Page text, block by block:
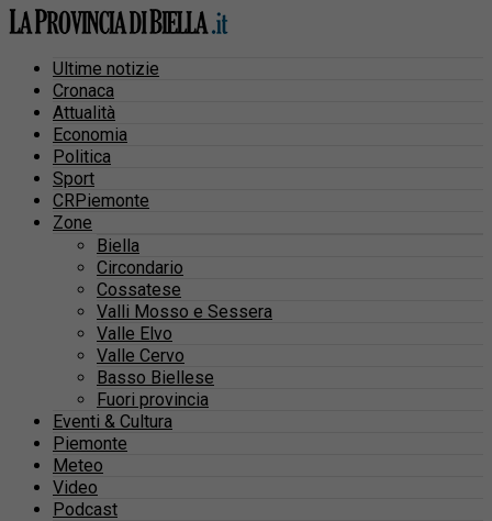
Ultime notizie
Cronaca
Attualità
Economia
Politica
Sport
CRPiemonte
Zone
Biella
Circondario
Cossatese
Valli Mosso e Sessera
Valle Elvo
Valle Cervo
Basso Biellese
Fuori provincia
Eventi & Cultura
Piemonte
Meteo
Video
Podcast